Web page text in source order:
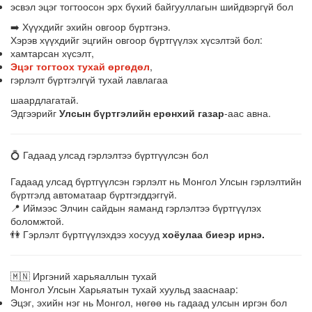
эсвэл эцэг тогтоосон эрх бүхий байгууллагын шийдвэргүй бол
➡️ Хүүхдийг эхийн овгоор бүртгэнэ.
Хэрэв хүүхдийг эцгийн овгоор бүртгүүлэх хүсэлтэй бол:
хамтарсан хүсэлт,
Эцэг тогтоох тухай өргөдөл,
гэрлэлт бүртгэлгүй тухай лавлагаа
шаардлагатай.
Эдгээрийг Улсын бүртгэлийн ерөнхий газар-аас авна.
💍 Гадаад улсад гэрлэлтээ бүртгүүлсэн бол
Гадаад улсад бүртгүүлсэн гэрлэлт нь Монгол Улсын гэрлэлтийн
бүртгэлд автоматаар бүртгэгддэггүй.
📍 Иймээс Элчин сайдын яаманд гэрлэлтээ бүртгүүлэх
боломжтой.
👫 Гэрлэлт бүртгүүлэхдээ хосууд хоёулаа биеэр ирнэ.
🇲🇳 Иргэний харьяаллын тухай
Монгол Улсын Харьяатын тухай хуульд зааснаар:
Эцэг, эхийн нэг нь Монгол, нөгөө нь гадаад улсын иргэн бол